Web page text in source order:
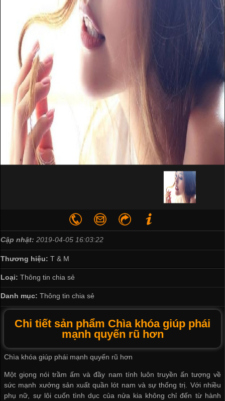
Cập nhật: 2019-04-05 16:03:22
Thương hiệu: T & M
Loại: Thông tin chia sẻ
Danh mục: Thông tin chia sẻ
Chi tiết sản phẩm Chìa khóa giúp phái
mạnh quyến rũ hơn
Chìa khóa giúp phái mạnh quyến rũ hơn
Một giọng nói t​rầm ấm và đầy nam tính luôn truyền ấn tượng về
sức mạnh xưởng sản xuất quần lót nam và sự thống trị. Với nhiều
phụ nữ, sự lôi cuốn tình dục của nửa kia không chỉ đến từ hành